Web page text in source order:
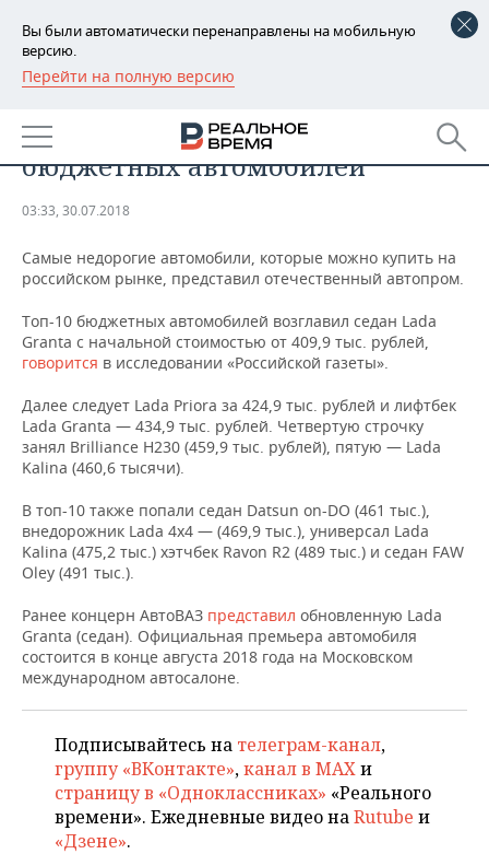
Вы были автоматически перенаправлены на мобильную
версию.
Перейти на полную версию
РЕГИОНЫ
БАШКОРТОСТАН
ТАТАРСТАН
НОВОСТИ
АНАЛИТИКА
ДЕКЛАРАЦИИ О ДОХОДАХ
КОРОЛИ ГОСЗАКАЗА ПФО
КОМУ ПРИНАДЛЕЖАТ
ТОРГОВЫЕ ЦЕНТРЫ
ТАТАРСТАНА
НОВОСТИ ЭКОНОМИКИ
ФИНАНСЫ
БЮДЖЕТ
ИНВЕСТИЦИИ
ПРОМЫШЛЕННОСТЬ
НОВОСТИ
ПРОМЫШЛЕННОСТИ
АГРОПРОМ
МАШИНОСТРОЕНИЕ
НЕФТЬ
ЭНЕРГЕТИКА
НЕДВИЖИМОСТЬ
НОВОСТИ АВТО
БИЗНЕС
НОВОСТИ БИЗНЕСА
РОЗНИЧНАЯ ТОРГОВЛЯ
ТРАНСПОРТ
УСЛУГИ
ТЕХНОЛОГИИ
НОВОСТИ ТЕХНОЛОГИЙ
IT
МЕДИА
ТЕЛЕКОММУНИКАЦИИ
МЕРОПРИЯТИЯ
НОВОСТИ МЕРОПРИЯТИЙ
ВЫЕЗДНАЯ РЕДАКЦИЯ
БИЗНЕС-БРАНЧИ
ОТКРЫТАЯ ЛЕКЦИЯ
СПОРТ
НОВОСТИ СПОРТА
ФУТБОЛ
БАСКЕТБОЛ
ВОЛЕЙБОЛ
ОБЩЕСТВО
НОВОСТИ ОБЩЕСТВА
ИНФРАСТРУКТУРА
ИСТОРИЯ
ФОТОГАЛЕРЕЯ
СЮЖЕТЫ
СПРАВОЧНИК
СПИСОК ПЕРСОН
ПОЛНАЯ ВЕРСИЯ
В России определили 10 самых
бюджетных автомобилей
03:33, 30.07.2018
Самые недорогие автомобили, которые можно купить на
российском рынке, представил отечественный автопром.
Топ-10 бюджетных автомобилей возглавил седан Lada
Granta с начальной стоимостью от 409,9 тыс. рублей,
говорится в исследовании «Российской газеты».
Далее следует Lada Priora за 424,9 тыс. рублей и лифтбек
Lada Granta — 434,9 тыс. рублей. Четвертую строчку
занял Brilliance H230 (459,9 тыс. рублей), пятую — Lada
Kalina (460,6 тысячи).
В топ-10 также попали седан Datsun on-DO (461 тыс.),
внедорожник Lada 4x4 — (469,9 тыс.), универсал Lada
Kalina (475,2 тыс.) хэтчбек Ravon R2 (489 тыс.) и седан FAW
Oley (491 тыс.).
Ранее концерн АвтоВАЗ представил обновленную Lada
Granta (седан). Официальная премьера автомобиля
состоится в конце августа 2018 года на Московском
международном автосалоне.
Подписывайтесь на телеграм-канал,
группу «ВКонтакте»,канал в MAXи
страницу в «Одноклассниках» «Реального
времени». Ежедневные видео наRutube и
«Дзене».